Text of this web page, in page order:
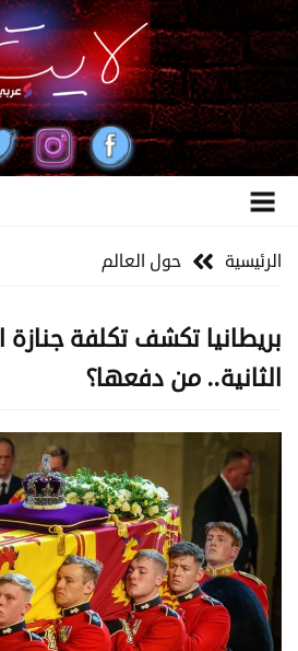
الرئيسية حول العالم
بريطانيا تكشف تكلفة جنازة
الثانية.. من دفعها؟